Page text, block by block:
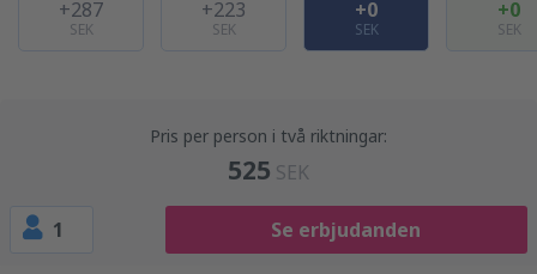
+287
SEK
+223
SEK
+0
SEK
+0
SEK
Pris per person i två riktningar:
525 SEK
1 Se erbjudanden